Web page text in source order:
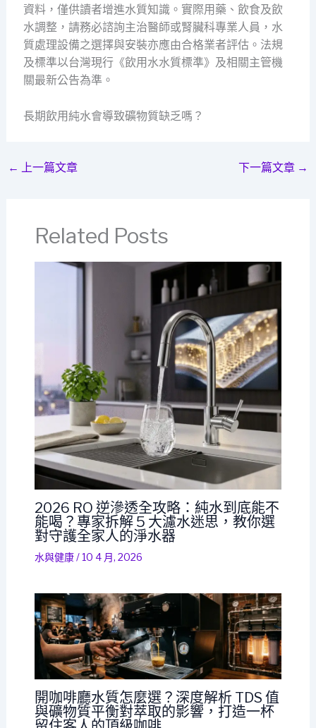
資料，僅供讀者增進水質知識。實際用藥、飲食及飲
水調整，請務必諮詢主治醫師或腎臟科專業人員，水
質處理設備之選擇與安裝亦應由合格業者評估。法規
及標準以台灣現行《飲用水水質標準》及相關主管機
關最新公告為準。
長期飲用純水會導致礦物質缺乏嗎？
← 上一篇文章 下一篇文章 →
Related Posts
2026 RO 逆滲透全攻略：純水到底能不
能喝？專家拆解 5 大濾水迷思，教你選
對守護全家人的淨水器
水與健康/10 4 月, 2026
開咖啡廳水質怎麼選？深度解析 TDS 值
與礦物質平衡對萃取的影響，打造一杯